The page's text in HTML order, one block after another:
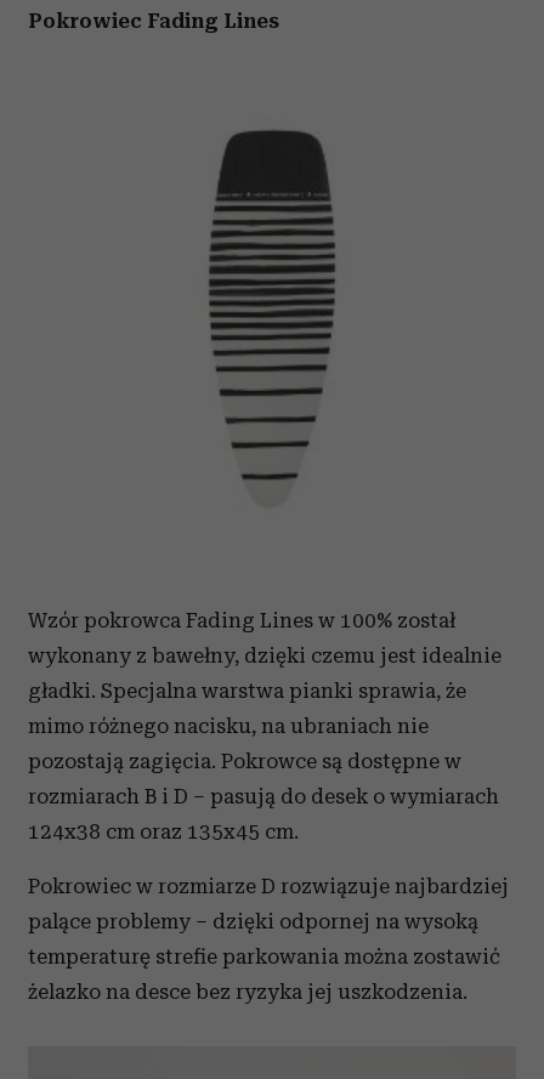
Pokrowiec Fading Lines
Wzór pokrowca Fading Lines w 100% został
wykonany z bawełny, dzięki czemu jest idealnie
gładki. Specjalna warstwa pianki sprawia, że
mimo różnego nacisku, na ubraniach nie
pozostają zagięcia. Pokrowce są dostępne w
rozmiarach B i D – pasują do desek o wymiarach
124x38 cm oraz 135x45 cm.
Pokrowiec w rozmiarze D rozwiązuje najbardziej
palące problemy – dzięki odpornej na wysoką
temperaturę strefie parkowania można zostawić
żelazko na desce bez ryzyka jej uszkodzenia.